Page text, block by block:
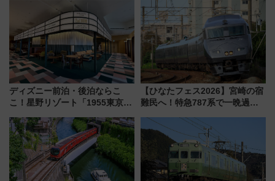
行開始に！ この夏は直通列車で
作体験、鯖街道の御食国など 小
浜観光レポ 第2弾
ディズニー前泊・後泊ならこ
こ！星野リゾート「1955東京ベ
つの理由 無料バス＆24時間サー
ビスで混雑回避
【ひなたフェス2026】宮崎の宿
難民へ！特急787系で一晩過ご
ローおひさま」が救世主に？